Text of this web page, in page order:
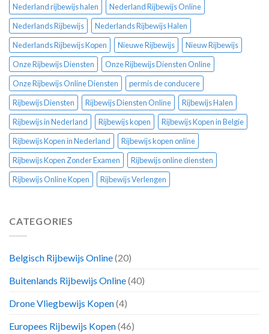
Nederland rijbewijs halen
Nederland Rijbewijs Online
Nederlands Rijbewijs
Nederlands Rijbewijs Halen
Nederlands Rijbewijs Kopen
Nieuwe Rijbewijs
Nieuw Rijbewijs
Onze Rijbewijs Diensten
Onze Rijbewijs Diensten Online
Onze Rijbewijs Online Diensten
permis de conducere
Rijbewijs Diensten
Rijbewijs Diensten Online
Rijbewijs Halen
Rijbewijs in Nederland
Rijbewijs kopen
Rijbewijs Kopen in Belgie
Rijbewijs Kopen in Nederland
Rijbewijs kopen online
Rijbewijs Kopen Zonder Examen
Rijbewijs online diensten
Rijbewijs Online Kopen
Rijbewijs Verlengen
CATEGORIES
Belgisch Rijbewijs Online(20)
Buitenlands Rijbewijs Online(40)
Drone Vliegbewijs Kopen(4)
Europees Rijbewijs Kopen(46)